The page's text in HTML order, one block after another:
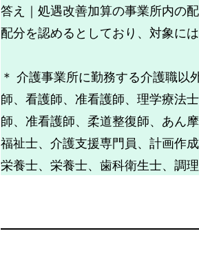
答え｜処遇改善加算の事業所内の
配分を認めるとしており、対象に
＊ 介護事業所に勤務する介護職
師、看護師、准看護師、理学療法
師、准看護師、柔道整復師、あん
福祉士、介護支援専門員、計画作
栄養士、栄養士、歯科衛生士、調